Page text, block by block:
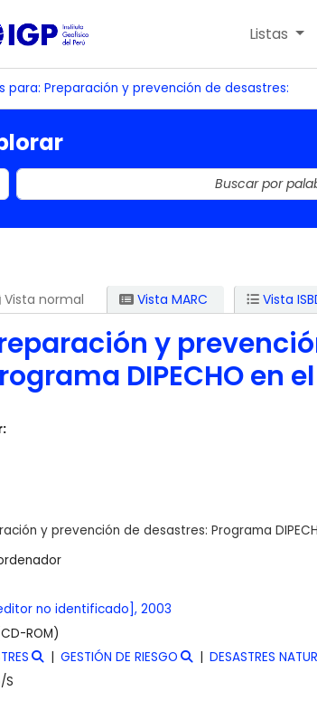
IGP
Listas
para: Preparación y prevención de desastres:
Buscar en el catálogo por
Vista normal Vista MARC Vista
y
DIPECHO en
y prevención de desastres: Programa
no identificado], 2003
ROM)
GESTIÓN DE RIESGO
DESASTRES
S